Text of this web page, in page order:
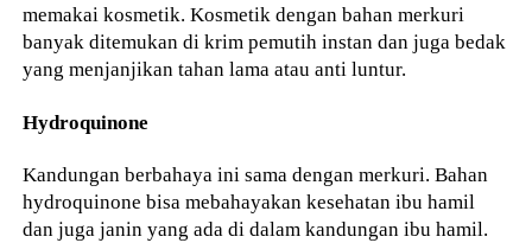
memakai kosmetik. Kosmetik dengan bahan merkuri
banyak ditemukan di krim pemutih instan dan juga bedak
yang menjanjikan tahan lama atau anti luntur.
Hydroquinone
Kandungan berbahaya ini sama dengan merkuri. Bahan
hydroquinone bisa mebahayakan kesehatan ibu hamil
dan juga janin yang ada di dalam kandungan ibu hamil.